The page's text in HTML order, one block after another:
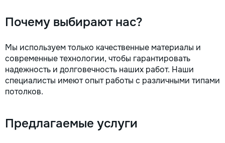
responsabilitate.
ideile în locuințe
moderne și
noastră – liniștea
dumneavoastră!
Почему выбирают нас?
Мы используем только качественные материалы и
современные технологии, чтобы гарантировать
надежность и долговечность наших работ. Наши
специалисты имеют опыт работы с различными типами
потолков.
Предлагаемые услуги